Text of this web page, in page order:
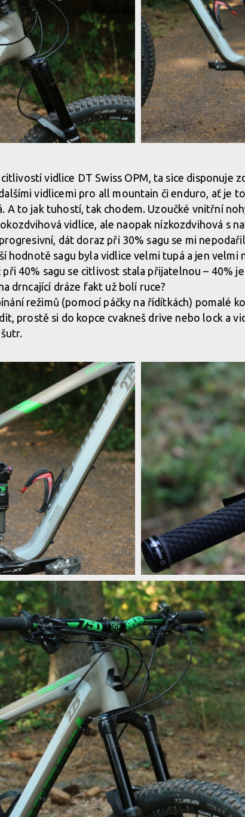
St. Pauli
St. Pauli
St. Pauli
Test: Bergamont Trailster
Test: Bergamont Trailster
Test: Bergamont Trailster
vidlice DT Swiss OPM, ta sice disponuje
vidlicemi pro all mountain či enduro, ať je
A to jak tuhostí, tak chodem. Uzoučké vnitřní
vidlice, ale naopak nízkozdvihová s
dát doraz při 30% sagu se mi
hodnotě sagu byla vidlice velmi tupá a jen velmi
40% sagu se citlivost stala přijatelnou – 40%
drncající dráze fakt už bolí ruce?
režimů (pomocí páčky na řídítkách) pomalé
prostě si do kopce cvakneš drive nebo lock a
St. Pauli
St. Pauli
St. Pauli
St. Pauli
Test: Bergamont Trailster
Test: Bergamont Trailster
Test: Bergamont Trailster
Test: Bergamont Trailster